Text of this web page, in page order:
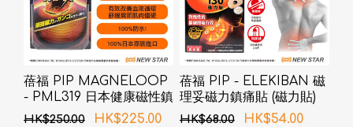
蓓福 PIP MAGNELOOP
- PML319 日本健康磁性鎮
痛頸環 黑色 60cm
HK$250.00 HK$225.00
蓓福 PIP - ELEKIBAN 磁
理妥磁力鎮痛貼 (磁力貼)
130MT 12粒
HK$68.00 HK$54.00